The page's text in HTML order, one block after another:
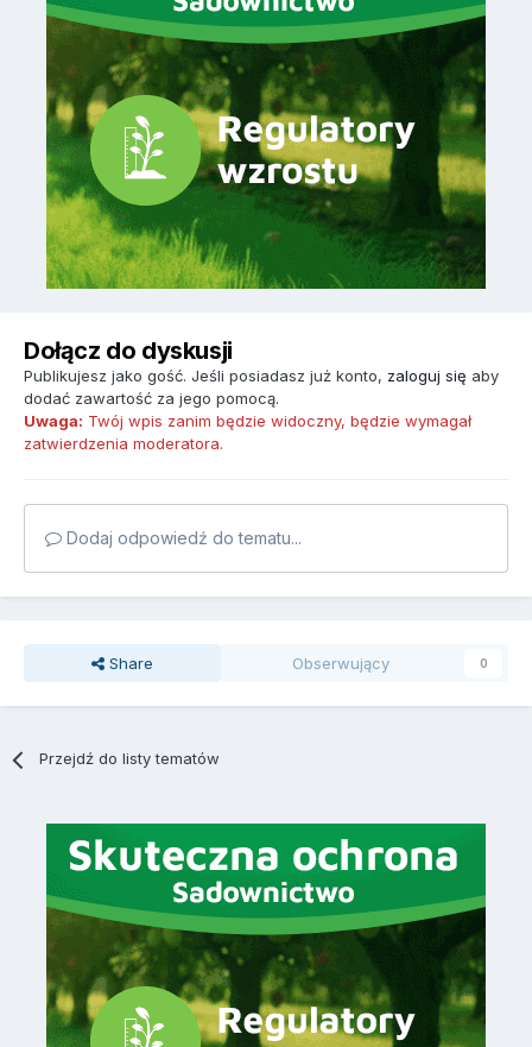
Dołącz do dyskusji
Publikujesz jako gość. Jeśli posiadasz już konto, zaloguj się aby
dodać zawartość za jego pomocą.
Uwaga: Twój wpis zanim będzie widoczny, będzie wymagał
zatwierdzenia moderatora.
Dodaj odpowiedź do tematu...
Share Obserwujący 0
Przejdź do listy tematów